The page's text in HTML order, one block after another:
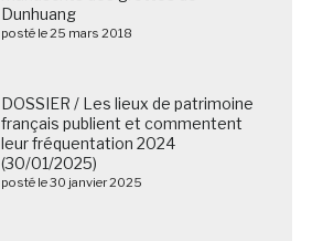
Dunhuang
posté le 25 mars 2018
DOSSIER / Les lieux de patrimoine
français publient et commentent
leur fréquentation 2024
(30/01/2025)
posté le 30 janvier 2025